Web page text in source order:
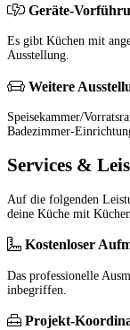
Geräte-
Es gibt Küchen mit
Ausstellung.
Weitere
Speisekammer/
Badezimmer-
Services &
Auf die folgenden
deine Küche mit
Kostenloser
Das professionelle
inbegriffen.
Projekt-